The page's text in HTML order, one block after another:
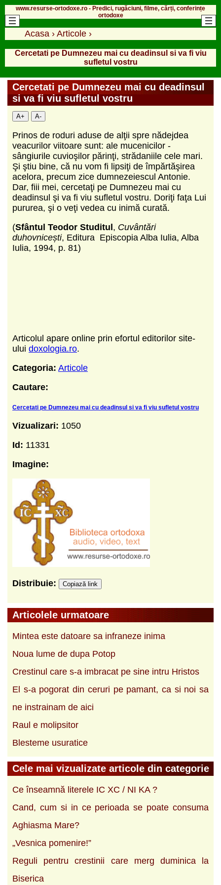
www.resurse-ortodoxe.ro - Predici, rugăciuni, filme, cărți, conferințe
ortodoxe
Acasa › Articole ›
Cercetati pe Dumnezeu mai cu deadinsul si va fi viu
sufletul vostru
Cercetati pe Dumnezeu mai cu deadinsul
si va fi viu sufletul vostru
A+ A-
Prinos de roduri aduse de alţii spre nădejdea
veacurilor viitoare sunt: ale mucenicilor -
sângiurile cuvioşilor părinţi, strădaniile cele mari.
Şi ştiu bine, că nu vom fi lipsiţi de împărtăşirea
acelora, precum zice dumnezeiescul Antonie.
Dar, fiii mei, cercetaţi pe Dumnezeu mai cu
deadinsul şi va fi viu sufletul vostru. Doriţi faţa Lui
pururea, şi o veţi vedea cu inimă curată.
(Sfântul Teodor Studitul, Cuvântări
duhovnicești, Editura Episcopia Alba Iulia, Alba
Iulia, 1994, p. 81)
Articolul apare online prin efortul editorilor site-
ului doxologia.ro.
Categoria: Articole
Cautare:
Cercetati pe Dumnezeu mai cu deadinsul si va fi viu sufletul vostru
Vizualizari: 1050
Id: 11331
Imagine:
Distribuie: Copiază link
Articolele urmatoare
Mintea este datoare sa infraneze inima
Noua lume de dupa Potop
Crestinul care s-a imbracat pe sine intru Hristos
El s-a pogorat din ceruri pe pamant, ca si noi sa
ne instrainam de aici
Raul e molipsitor
Blesteme usuratice
Cele mai vizualizate articole din categorie
Ce înseamnă literele IC XC / NI KA ?
Cand, cum si in ce perioada se poate consuma
Aghiasma Mare?
„Vesnica pomenire!”
Reguli pentru crestinii care merg duminica la
Biserica